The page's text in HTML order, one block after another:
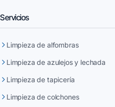
Servicios
Limpieza de alfombras
Limpieza de azulejos y lechada
Limpieza de tapicería
Limpieza de colchones